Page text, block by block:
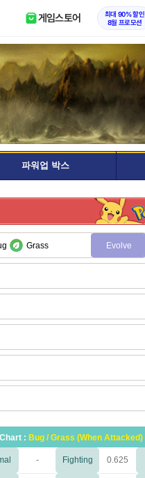
게임스토어
최대 90% 할인
8월 프로모션
파워업 박스
Grass Evolve
: Bug / Grass (When Attacked)
- Fighting 0.625